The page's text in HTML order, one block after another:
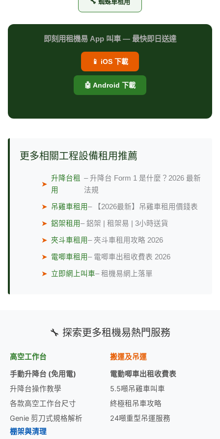
🔧 蜘蛛車租用
即刻用租機易 App 叫車 — 最快即日送達
📱 iOS 下載
🤖 Android 下載
更多相關工程設備租用推薦
➤
升降台租
用
– 升降台 Form 1 是什麼？2026 最新
法規
➤ 吊雞車租用– 【2026最新】吊雞車租用價錢表
➤ 鋁架租用– 鋁架 | 租架易 | 3小時送貨
➤ 夾斗車租用– 夾斗車租用攻略 2026
➤ 電唧車租用– 電唧車出租收費表 2026
➤ 立即網上叫車– 租機易網上落單
🔧 探索更多租機易熱門服務
高空工作台
手動升降台 (免用電)
升降台操作教學
各款高空工作台尺寸
Genie 剪刀式規格解析
搬運及吊運
電動唧車出租收費表
5.5噸吊雞車叫車
終極租吊車攻略
24噸重型吊運服務
棚架與清理